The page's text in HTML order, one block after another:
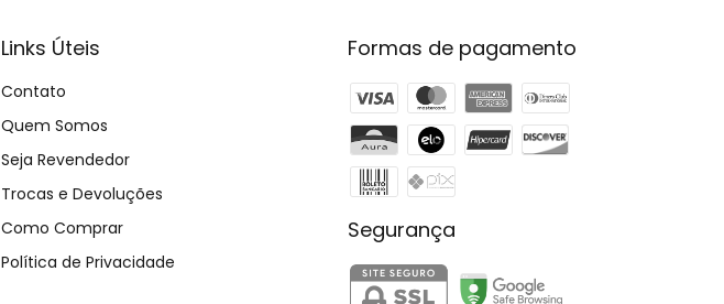
Links Úteis
Contato
Quem Somos
Seja Revendedor
Trocas e Devoluções
Como Comprar
Política de Privacidade
Formas de pagamento
Segurança